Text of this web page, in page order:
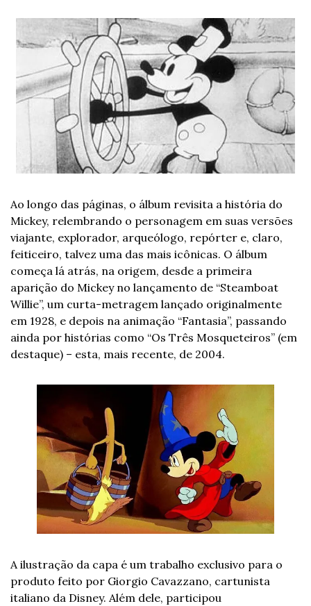
Ao longo das páginas, o álbum revisita a história do
Mickey, relembrando o personagem em suas versões
viajante, explorador, arqueólogo, repórter e, claro,
feiticeiro, talvez uma das mais icônicas. O álbum
começa lá atrás, na origem, desde a primeira
aparição do Mickey no lançamento de “Steamboat
Willie”, um curta-metragem lançado originalmente
em 1928, e depois na animação “Fantasia”, passando
ainda por histórias como “Os Três Mosqueteiros” (em
destaque) – esta, mais recente, de 2004.
A ilustração da capa é um trabalho exclusivo para o
produto feito por Giorgio Cavazzano, cartunista
italiano da Disney. Além dele, participou